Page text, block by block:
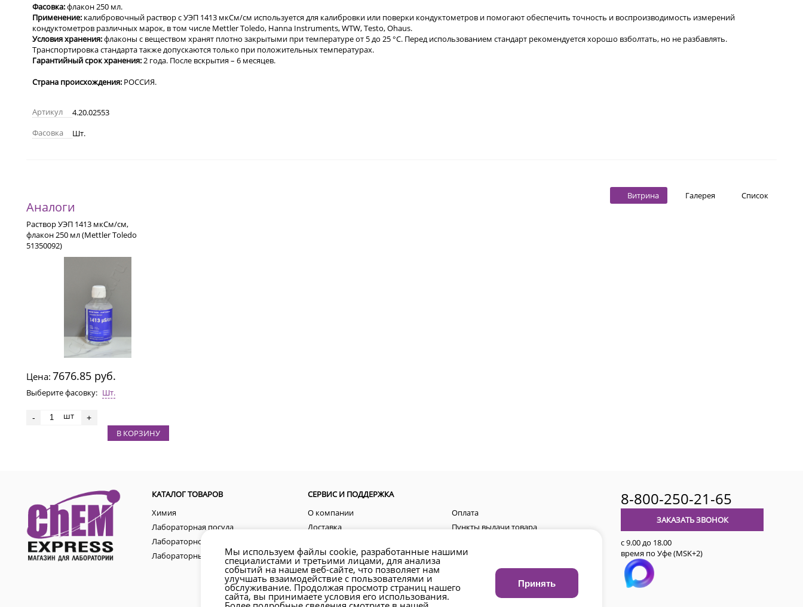
Фасовка:флакон 250 мл.
Применение: калибровочный раствор с УЭП 1413 мкСм/см используется для калибровки или поверки кондуктометров и помогают обеспечить точность и воспроизводимость измерений
кондуктометров различных марок, в том числе Mettler Toledo, Hanna Instruments, WTW, Testo, Ohaus.
Условия хранения:флаконы с веществом хранят плотно закрытыми при температуре от 5 до 25 °С. Перед использованием стандарт рекомендуется хорошо взболтать, но не разбавлять.
Транспортировка стандарта также допускаются только при положительных температурах.
Гарантийный срок хранения: 2 года. После вскрытия – 6 месяцев.
Страна происхождения: РОССИЯ.
Артикул
4.20.02553
Фасовка
Шт.
Аналоги
Список
Галерея
Витрина
Раствор УЭП 1413 мкСм/см,
флакон 250 мл (Мettler Тoledo
51350092)
Цена: 7676.85 руб.
Выберите фасовку: Шт.
- шт +
В КОРЗИНУ
КАТАЛОГ ТОВАРОВ
Химия
Лабораторная посуда
Лабораторное оборудование
Лабораторные аксессуары
СЕРВИС И ПОДДЕРЖКА
О компании
Оплата
Доставка
Пункты выдачи товара
Контакты
Как оформить заказ?
Возврат товара и денежных средств
Региональные представительства
8-800-250-21-65
ЗАКАЗАТЬ ЗВОНОК
с 9.00 до 18.00
время по Уфе (MSK+2)
Мы используем файлы cookie, разработанные нашими
специалистами и третьими лицами, для анализа
событий на нашем веб-сайте, что позволяет нам
улучшать взаимодействие с пользователями и
обслуживание. Продолжая просмотр страниц нашего
сайта, вы принимаете условия его использования.
Принять